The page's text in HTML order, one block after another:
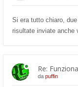
Si era tutto chiaro,
risultate inviate anche
Re:
da puffin